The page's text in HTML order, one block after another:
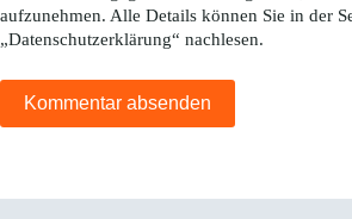
aufzunehmen. Alle Details können Sie in der
„Datenschutzerklärung“ nachlesen.
Kommentar absenden